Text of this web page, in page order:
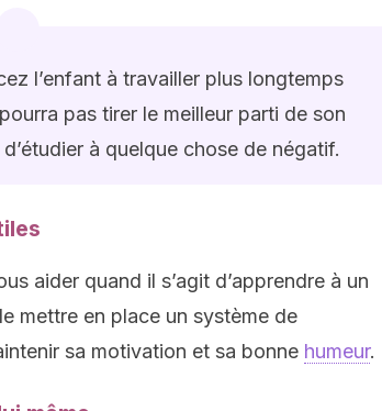
l’enfant à travailler plus longtemps
pas tirer le meilleur parti de son
à quelque chose de négatif.
aider quand il s’agit d’apprendre à un
mettre en place un système de
sa motivation et sa bonne humeur.